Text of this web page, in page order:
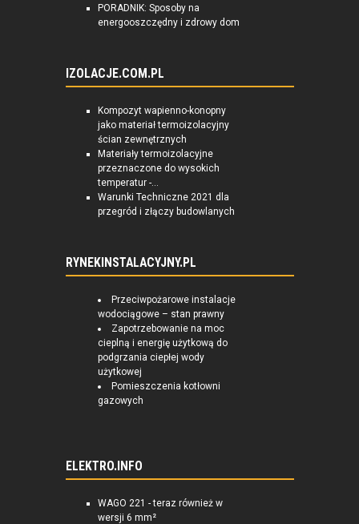
PORADNIK: Sposoby na
energooszczędny i zdrowy dom
IZOLACJE.COM.PL
Kompozyt wapienno-konopny
jako materiał termoizolacyjny
ścian zewnętrznych
Materiały termoizolacyjne
przeznaczone do wysokich
temperatur -...
Warunki Techniczne 2021 dla
przegród i złączy budowlanych
RYNEKINSTALACYJNY.PL
Przeciwpożarowe instalacje
wodociągowe – stan prawny
Zapotrzebowanie na moc
cieplną i energię użytkową do
podgrzania ciepłej wody
użytkowej
Pomieszczenia kotłowni
gazowych
ELEKTRO.INFO
WAGO 221 - teraz również w
wersji 6 mm²